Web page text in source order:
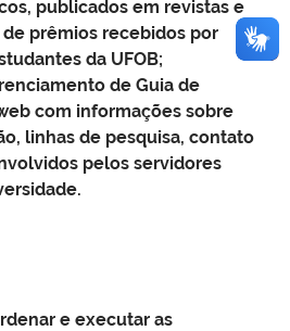
publicados em revistas e
prêmios recebidos por
da UFOB;
de Guia de
com informações sobre
linhas de pesquisa, contato
pelos servidores
e executar as